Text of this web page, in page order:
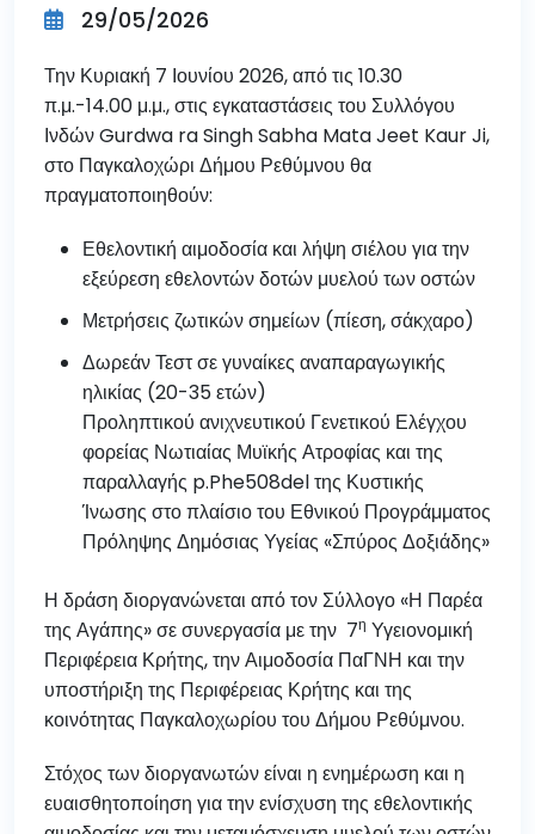
29/05/2026
Την Κυριακή 7 Ιουνίου 2026, από τις 10.30
π.μ.-14.00 μ.μ., στις εγκαταστάσεις του Συλλόγου
Ινδών Gurdwa ra Singh Sabha Mata Jeet Kaur Ji,
στο Παγκαλοχώρι Δήμου Ρεθύμνου θα
πραγματοποιηθούν:
Εθελοντική αιμοδοσία και λήψη σιέλου για την
εξεύρεση εθελοντών δοτών μυελού των οστών
Μετρήσεις ζωτικών σημείων (πίεση, σάκχαρο)
Δωρεάν Τεστ σε γυναίκες αναπαραγωγικής
ηλικίας (20-35 ετών)
Προληπτικού ανιχνευτικού Γενετικού Ελέγχου
φορείας Νωτιαίας Μυϊκής Ατροφίας και της
παραλλαγής p.Phe508del της Κυστικής
Ίνωσης στο πλαίσιο του Εθνικού Προγράμματος
Πρόληψης Δημόσιας Υγείας «Σπύρος Δοξιάδης»
Η δράση διοργανώνεται από τον Σύλλογο «Η Παρέα
της Αγάπης» σε συνεργασία με την 7η Υγειονομική
Περιφέρεια Κρήτης, την Αιμοδοσία ΠαΓΝΗ και την
υποστήριξη της Περιφέρειας Κρήτης και της
κοινότητας Παγκαλοχωρίου του Δήμου Ρεθύμνου.
Στόχος των διοργανωτών είναι η ενημέρωση και η
ευαισθητοποίηση για την ενίσχυση της εθελοντικής